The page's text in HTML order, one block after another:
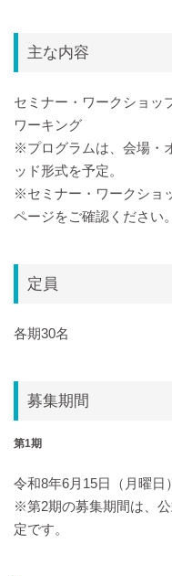
主な内容
セミナー・ワークショッ
ワーキング
※プログラムは、会場・
ッド形式を予定。
※セミナー・ワークショ
ページをご確認ください。
定員
各期30名
募集期間
第1期
令和8年6月15日（月曜日
※第2期の募集期間は、
定です。